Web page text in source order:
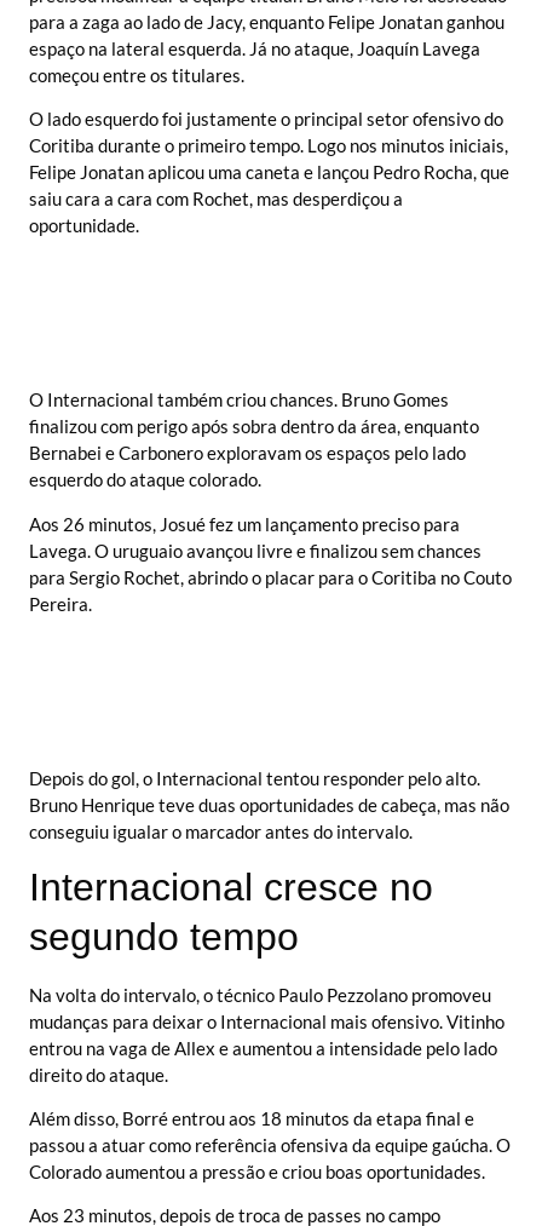
para a zaga ao lado de Jacy, enquanto Felipe Jonatan ganhou
espaço na lateral esquerda. Já no ataque, Joaquín Lavega
começou entre os titulares.
O lado esquerdo foi justamente o principal setor ofensivo do
Coritiba durante o primeiro tempo. Logo nos minutos iniciais,
Felipe Jonatan aplicou uma caneta e lançou Pedro Rocha, que
saiu cara a cara com Rochet, mas desperdiçou a
oportunidade.
O Internacional também criou chances. Bruno Gomes
finalizou com perigo após sobra dentro da área, enquanto
Bernabei e Carbonero exploravam os espaços pelo lado
esquerdo do ataque colorado.
Aos 26 minutos, Josué fez um lançamento preciso para
Lavega. O uruguaio avançou livre e finalizou sem chances
para Sergio Rochet, abrindo o placar para o Coritiba no Couto
Pereira.
Depois do gol, o Internacional tentou responder pelo alto.
Bruno Henrique teve duas oportunidades de cabeça, mas não
conseguiu igualar o marcador antes do intervalo.
Internacional cresce no
segundo tempo
Na volta do intervalo, o técnico Paulo Pezzolano promoveu
mudanças para deixar o Internacional mais ofensivo. Vitinho
entrou na vaga de Allex e aumentou a intensidade pelo lado
direito do ataque.
Além disso, Borré entrou aos 18 minutos da etapa final e
passou a atuar como referência ofensiva da equipe gaúcha. O
Colorado aumentou a pressão e criou boas oportunidades.
Aos 23 minutos, depois de troca de passes no campo